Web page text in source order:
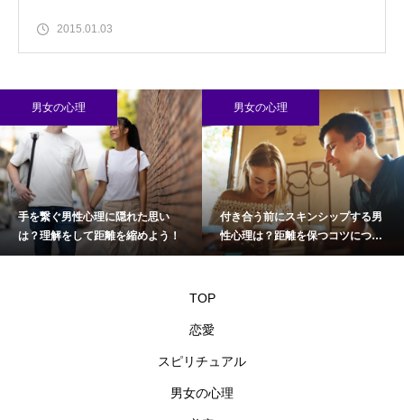
2015.01.03
男女の心理
手を繋ぐ男性心理に隠れた思い
は？理解をして距離を縮めよう！
男女の心理
付き合う前にスキンシップする男
性心理は？距離を保つコツについ
て
TOP
恋愛
スピリチュアル
男女の心理